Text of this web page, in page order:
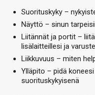
Suorituskyky –
Näyttö – sinun
Liitännät ja portit –
lisälaitteillesi ja
Liikkuvuus – miten
Ylläpito – pidä
suorituskykyisenä